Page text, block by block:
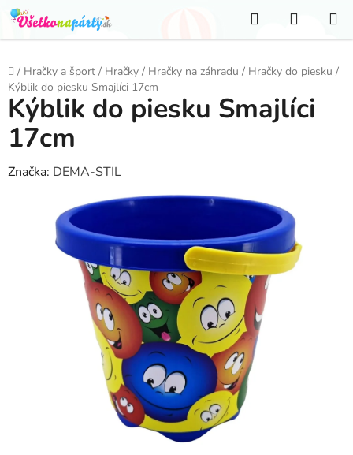
Prejsť
na
obsah
Hľadať
KOŠÍK
Domov
/ Hračky a šport / Hračky / Hračky na záhradu / Hračky do piesku /
Kýblik do piesku Smajlíci 17cm
Kýblik do piesku Smajlíci
17cm
Značka: DEMA-STIL